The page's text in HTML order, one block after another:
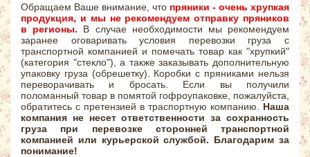
Обращаем Ваше внимание, что пряники - очень хрупкая
продукция, и мы не рекомендуем отправку пряников
в регионы. В случае необходимости мы рекомендуем
заранее оговаривать условия перевозки груза с
транспортной компанией и помечать товар как "хрупкий"
(категория "стекло"), а также заказывать дополнительную
упаковку груза (обрешетку). Коробки с пряниками нельзя
переворачивать и бросать. Если вы получили
поломанный товар в помятой гофроупаковке, пожалуйста,
обратитесь с претензией в траспортную компанию. Наша
компания не несет ответственности за сохранность
груза при перевозке сторонней транспортной
компанией или курьерской службой. Благодарим за
понимание!